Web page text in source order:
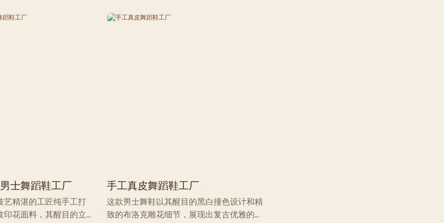
弓，搭配专业麂皮鞋
外底，兼具卓越抓地力和灵活性，确保舞者
士舞蹈鞋工厂
艺精湛的工匠纯手工打
花面料，其醒目的立体
手工真皮舞蹈鞋工厂
这款男士舞鞋以其醒目的黑白撞色设计和精
致的布洛克雕花细节，展现出复古优雅的气